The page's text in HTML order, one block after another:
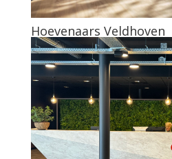
Hoevenaars Veldhoven